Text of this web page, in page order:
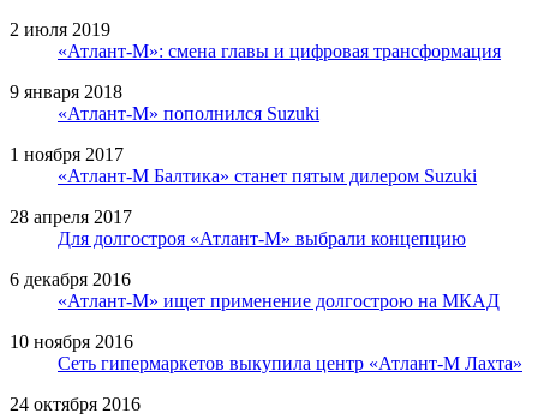
2 июля 2019
«Атлант-М»: смена главы и цифровая трансформация
9 января 2018
«Атлант-М» пополнился Suzuki
1 ноября 2017
«Атлант-М Балтика» станет пятым дилером Suzuki
28 апреля 2017
Для долгостроя «Атлант-М» выбрали концепцию
6 декабря 2016
«Атлант-М» ищет применение долгострою на МКАД
10 ноября 2016
Сеть гипермаркетов выкупила центр «Атлант-М Лахта»
24 октября 2016